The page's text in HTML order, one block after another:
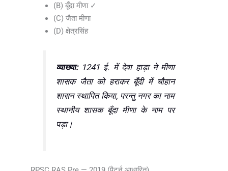
(B) बूँदा मीणा ✓
(C) जैता मीणा
(D) क्षेत्रसिंह
व्याख्या:1241 ई. में देवा हाड़ा ने मीणा
शासक जैता को हराकर बूँदी में चौहान
शासन स्थापित किया, परन्तु नगर का नाम
स्थानीय शासक बूँदा मीणा के नाम पर
पड़ा।